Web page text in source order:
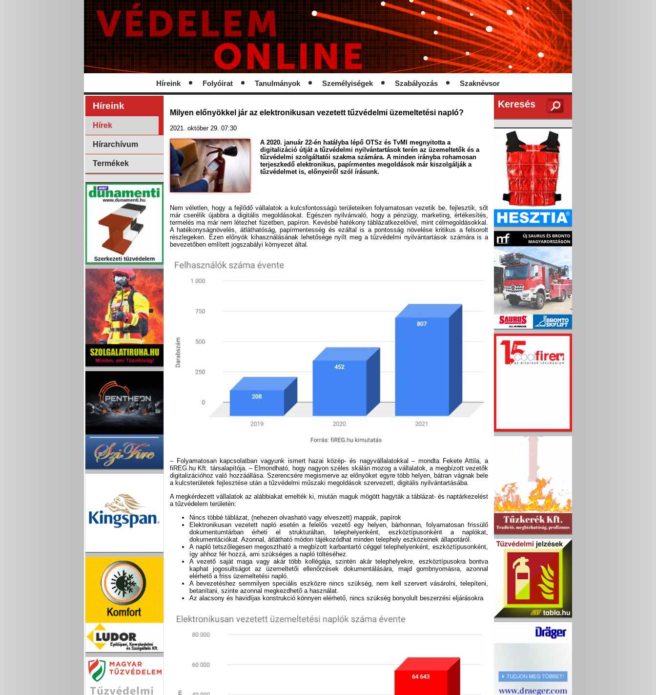
Híreink Folyóirat Tanulmányok Személyiségek Szabályozás Szaknévsor
Híreink
Hírek
Hírarchívum
Termékek
Milyen előnyökkel jár az elektronikusan vezetett tűzvédelmi üzemeltetési napló?
2021. október 29. 07:30
A 2020. január 22-én hatályba lépő OTSz és TvMI megnyitotta a
digitalizáció útját a tűzvédelmi nyilvántartások terén az üzemeltetők és a
tűzvédelmi szolgáltatói szakma számára. A minden irányba rohamosan
terjeszkedő elektronikus, papírmentes megoldások már kiszolgálják a
tűzvédelmet is, előnyeiről szól írásunk.
Nem véletlen, hogy a fejlődő vállalatok a kulcsfontosságú területeiken folyamatosan vezetik be, fejlesztik, sőt
már cserélik újabbra a digitális megoldásokat. Egészen nyilvánvaló, hogy a pénzügy, marketing, értékesítés,
termelés ma már nem létezhet füzetben, papíron. Kevésbé hatékony táblázatkezelővel, mint célmegoldásokkal.
A hatékonyságnövelés, átláthatóság, papírmentesség és ezáltal is a pontosság növelése kritikus a felsorolt
részlegeken. Ezen előnyök kihasználásának lehetősége nyílt meg a tűzvédelmi nyilvántartások számára is a
bevezetőben említett jogszabályi környezet által.
– Folyamatosan kapcsolatban vagyunk ismert hazai közép- és nagyvállalatokkal – mondta Fekete Attila, a
fiREG.hu Kft. társalapítója. – Elmondható, hogy nagyon széles skálán mozog a vállalatok, a megbízott vezetők
digitalizációhoz való hozzáállása. Szerencsére megismerve az előnyöket egyre több helyen, bátran vágnak bele
a kulcsterületek fejlesztése után a tűzvédelmi műszaki megoldások szervezett, digitális nyilvántartásába.
A megkérdezett vállalatok az alábbiakat emelték ki, miután maguk mögött hagyták a táblázat- és naptárkezelést
a tűzvédelem területén:
Nincs többé táblázat, (nehezen olvasható vagy elveszett) mappák, papírok
Elektronikusan vezetett napló esetén a felelős vezető egy helyen, bárhonnan, folyamatosan frissülő
dokumentumtárban érheti el strukturáltan, telephelyenként, eszköztípusonként a naplókat,
dokumentációkat. Azonnal, átlátható módon tájékozódhat minden telephely eszközeinek állapotáról.
A napló tetszőlegesen megosztható a megbízott karbantartó céggel telephelyenként, eszköztípusonként,
így ahhoz fér hozzá, ami szükséges a napló töltéséhez.
A vezető saját maga vagy akár több kollégája, szintén akár telephelyekre, eszköztípusokra bontva
kaphat jogosultságot az üzemeltetői ellenőrzések dokumentálására, majd gombnyomásra, azonnal
elérhető a friss üzemeltetési napló.
A bevezetéshez semmilyen speciális eszközre nincs szükség, nem kell szervert vásárolni, telepíteni,
betanítani, szinte azonnal megkezdhető a használat.
Az alacsony és havidíjas konstrukció könnyen elérhető, nincs szükség bonyolult beszerzési eljárásokra
Keresés